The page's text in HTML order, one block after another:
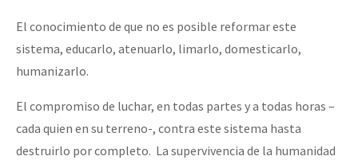
El conocimiento de que no es posible reformar este
sistema, educarlo, atenuarlo, limarlo, domesticarlo,
humanizarlo.
El compromiso de luchar, en todas partes y a todas horas –
cada quien en su terreno-, contra este sistema hasta
destruirlo por completo. La supervivencia de la humanidad